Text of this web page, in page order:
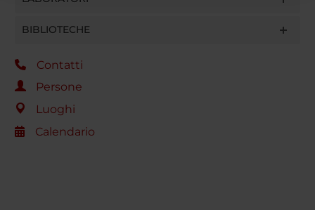
BIBLIOTECHE
Contatti
Persone
Luoghi
Calendario